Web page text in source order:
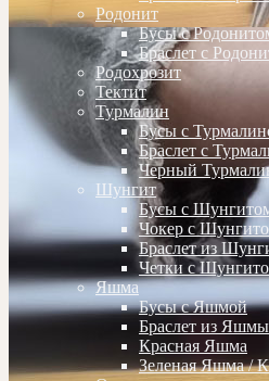
Родонит
Бусы с
Браслет с
Родохрозит
Тектит
Турмалин
Бусы с
Браслет с
Черный
Шунгит
Бусы с
Чокер с
Браслет из
Четки с
Яшма
Бусы с Яшмой
Браслет из Яшмы
Красная Яшма
Зеленая Яшма /